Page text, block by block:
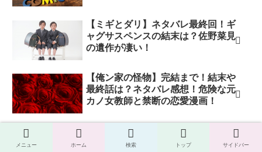
【ミギとダリ】ネタバレ最終回！ギ
ャグサスペンスの結末は？佐野菜見
の遺作が凄い！
【俺ン家の怪物】完結まで！結末や
最終話は？ネタバレ感想！危険な元
カノ女教師と禁断の恋愛漫画！
【平和の国の島崎へ】完結まで！結
末や最終話は？ネタバレ感想！戦場
メニュー ホーム 検索 トップ サイドバー